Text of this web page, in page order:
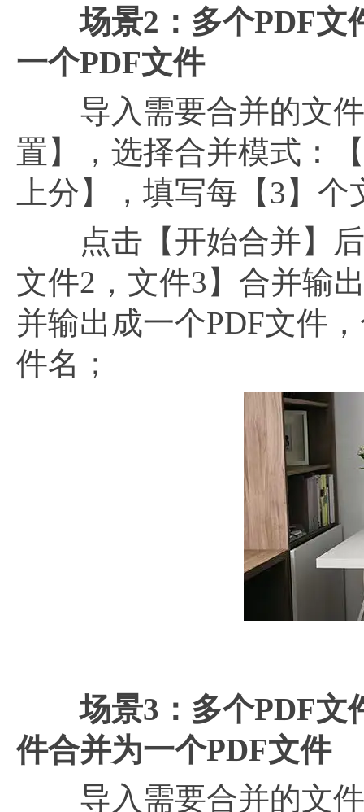
场景2：多个PDF文
一个PDF文件
导入需要合并的文件
置】，选择合并模式：
上分】，填写每【3】
点击【开始合并】后
文件2，文件3】合并输
并输出成一个PDF文件
件名；
场景3：多个PDF文
件合并为一个PDF文件
导入需要合并的文件